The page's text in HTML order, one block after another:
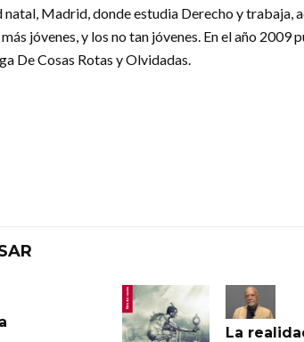
Madrid, donde estudia Derecho y trabaja,
jóvenes, y los no tan jóvenes. En el año 2009
De Cosas Rotas y Olvidadas.
La